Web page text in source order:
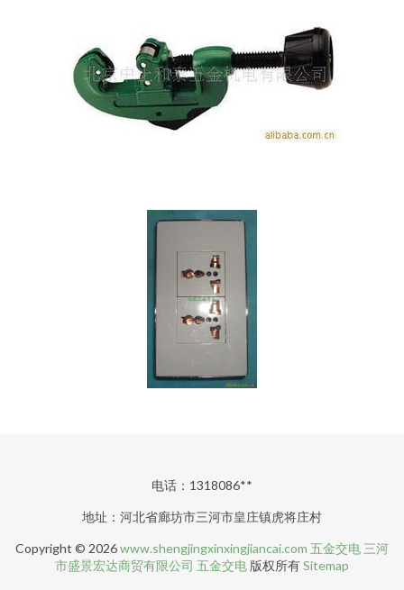
电话：1318086**
地址：河北省廊坊市三河市皇庄镇虎将庄村
Copyright © 2026www.shengjingxinxingjiancai.com 五金交电 三河
市盛景宏达商贸有限公司 五金交电 版权所有Sitemap